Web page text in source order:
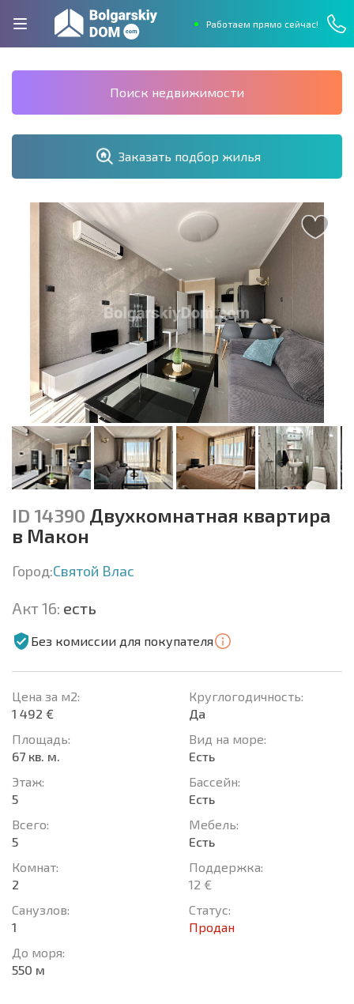
Работаем прямо сейчас!
Поиск недвижимости
Заказать подбор жилья
ID 14390 Двухкомнатная квартира
в Макон
Город:Святой Влас
Акт 16: есть
Без комиссии для покупателя
Цена за м2:
1 492 €
Площадь:
67 кв. м.
Этаж:
5
Всего:
5
Комнат:
2
Санузлов:
1
До моря:
550 м
Круглогодичность:
Да
Вид на море:
Есть
Басcейн:
Есть
Мебель:
Есть
Поддержка:
12 €
Статус:
Продан